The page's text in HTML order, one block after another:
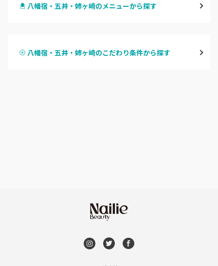
柏・南柏
八幡宿・五井・姉ヶ崎のメニューから探す
ハンドスカルプ
八幡宿・五井・姉ヶ崎のこだわり条件から探す